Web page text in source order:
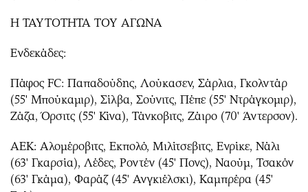
Η ΤΑΥΤΟΤΗΤΑ ΤΟΥ ΑΓΩΝΑ
Ενδεκάδες:
Πάφος FC: Παπαδούδης, Λούκασεν, Σάρλια, Γκολντάρ
(55' Μπούκαμιρ), Σίλβα, Σούνιτς, Πέπε (55' Ντράγκομιρ),
Ζάζα, Όρσιτς (55' Κίνα), Τάνκοβιτς, Ζάιρο (70' Άντερσον).
ΑΕΚ: Αλομέροβιτς, Εκπολό, Μιλίτσεβιτς, Ενρίκε, Νάλι
(63' Γκαρσία), Λέδες, Ροντέν (45' Πονς), Ναούμ, Τσακόν
(63' Γκάμα), Φαράζ (45' Ανγκιέλσκι), Καμπρέρα (45'